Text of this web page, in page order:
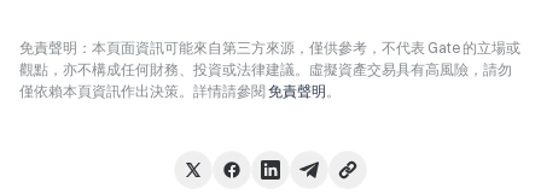
免責聲明：本頁面資訊可能來自第三方來源，僅供參考，不代表 Gate 的立場或
觀點，亦不構成任何財務、投資或法律建議。虛擬資產交易具有高風險，請勿
僅依賴本頁資訊作出決策。詳情請參閱 免責聲明。